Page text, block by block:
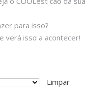
para isso?
verá isso a acontecer!
Limpar